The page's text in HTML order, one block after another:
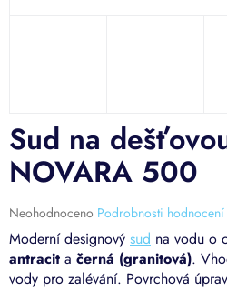
Moderní designový sud na vodu o
antracit a černá (granitová).
vody pro zalévání. Povrchová
Sud na
NOVARA 500
Průměrné
hodnocení
produktu
je
0,0
Neohodnoceno Podrobnosti hodnocení